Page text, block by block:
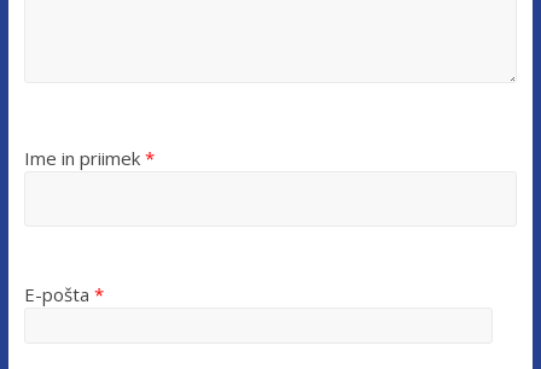
Ime in priimek *
E-pošta *